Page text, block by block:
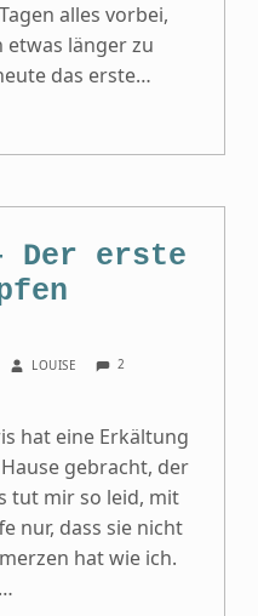
alles vorbei,
etwas länger zu
das erste…
Der erste
LOUISE 2
hat eine Erkältung
gebracht, der
tut mir so leid, mit
nur, dass sie nicht
hat wie ich.